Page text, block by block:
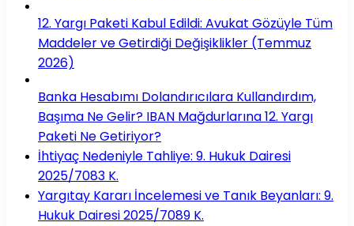
12. Yargı Paketi Kabul Edildi: Avukat Gözüyle Tüm
Maddeler ve Getirdiği Değişiklikler (Temmuz
2026)
Banka Hesabımı Dolandırıcılara Kullandırdım,
Başıma Ne Gelir? IBAN Mağdurlarına 12. Yargı
Paketi Ne Getiriyor?
İhtiyaç Nedeniyle Tahliye: 9. Hukuk Dairesi
2025/7083 K.
Yargıtay Kararı İncelemesi ve Tanık Beyanları: 9.
Hukuk Dairesi 2025/7089 K.